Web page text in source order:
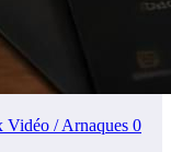
Vidéo / Arnaques 0